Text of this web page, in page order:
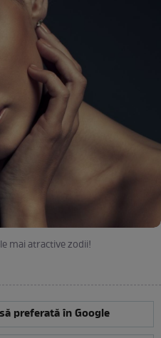
mai atractive zodii!
preferată în Google